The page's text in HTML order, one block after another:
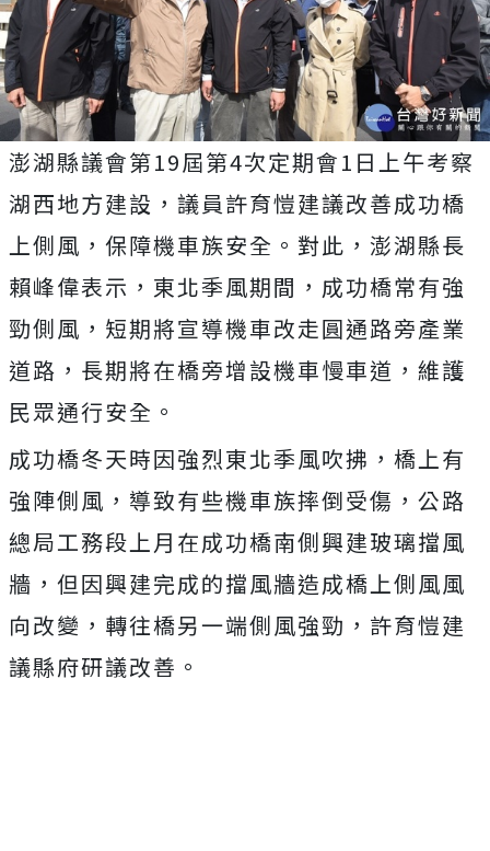
澎湖縣議會第19屆第4次定期會1日上午考察
湖西地方建設，議員許育愷建議改善成功橋
上側風，保障機車族安全。對此，澎湖縣長
賴峰偉表示，東北季風期間，成功橋常有強
勁側風，短期將宣導機車改走圓通路旁產業
道路，長期將在橋旁增設機車慢車道，維護
民眾通行安全。
成功橋冬天時因強烈東北季風吹拂，橋上有
強陣側風，導致有些機車族摔倒受傷，公路
總局工務段上月在成功橋南側興建玻璃擋風
牆，但因興建完成的擋風牆造成橋上側風風
向改變，轉往橋另一端側風強勁，許育愷建
議縣府研議改善。